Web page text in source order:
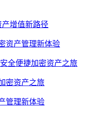
产增值新路径
资产管理新体验
全便捷加密资产之旅
密资产之旅
管理新体验